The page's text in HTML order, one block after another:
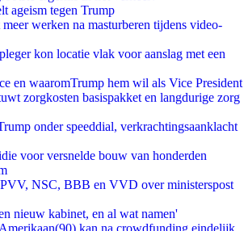
ageism tegen Trump
werken na masturberen tijdens video-
kon locatie vlak voor aanslag met een
en waaromTrump hem wil als Vice President
zorgkosten basispakket en langdurige zorg
onder speeddial, verkrachtingsaanklacht
voor versnelde bouw van honderden
NSC, BBB en VVD over ministerspost
nieuw kabinet, en al wat namen'
kan na crowdfunding eindelijk